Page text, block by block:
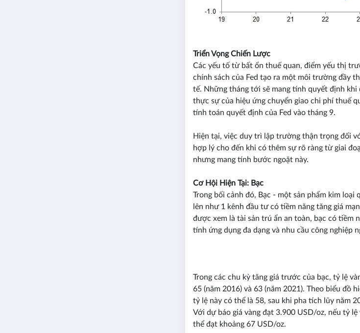
Triển Vọng Chiến Lược
Các yếu tố từ bất ổn thuế quan, điểm yếu thị
chính sách của Fed tạo ra một môi trường đầy
tế. Những tháng tới sẽ mang tính quyết định
thực sự của hiệu ứng chuyển giao chi phí thuế
tính toán quyết định của Fed vào tháng 9.
Hiện tại, việc duy trì lập trường thận trọng đối
hợp lý cho đến khi có thêm sự rõ ràng từ giai
nhưng mang tính bước ngoặt này.
Cơ Hội Hiện Tại: Bạc
Trong bối cảnh đó, Bạc - một sản phẩm kim loại
lên như 1 kênh đầu tư có tiềm năng tăng giá
được xem là tài sản trú ẩn an toàn, bạc có
tính ứng dụng đa dạng và nhu cầu công nghiệp
Trong các chu kỳ tăng giá trước của bạc, tỷ lệ
65 (năm 2016) và 63 (năm 2021). Theo biểu đồ
tỷ lệ này có thể là 58, sau khi pha tích lũy năm
Với dự báo giá vàng đạt 3.900 USD/oz, nếu tỷ
thể đạt khoảng 67 USD/oz.